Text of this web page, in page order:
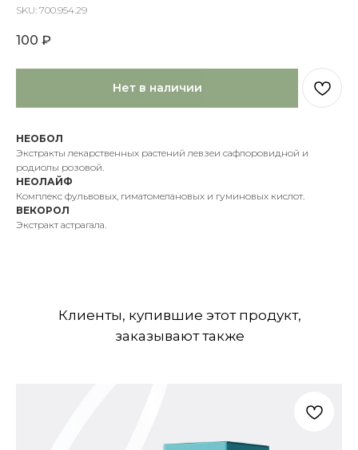
SKU: 700.954.29
100 ₽
Нет в наличии
НЕОБОЛ
Экстракты лекарственных растений левзеи сафлоровидной и
родиолы розовой.
НЕОЛАЙФ
Комплекс фульвовых, гиматомелановых и гуминовых кислот.
ВЕКОРОЛ
Экстракт астрагала.
Клиенты, купившие этот продукт,
заказывают также